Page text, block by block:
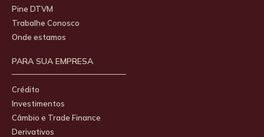
Pine DTVM
Trabalhe Conosco
Onde estamos
PARA SUA EMPRESA
Crédito
Investimentos
Câmbio e Trade Finance
Derivativos